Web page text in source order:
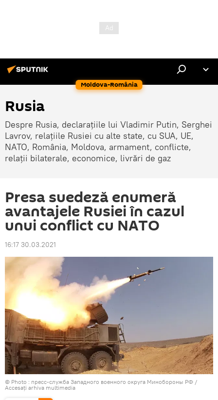
Moldova-România
Rusia
Despre Rusia, declarațiile lui Vladimir Putin, Serghei
Lavrov, relațiile Rusiei cu alte state, cu SUA, UE,
NATO, România, Moldova, armament, conflicte,
relații bilaterale, economice, livrări de gaz
Presa suedeză enumeră
avantajele Rusiei în cazul
unui conflict cu NATO
16:17 30.03.2021
© Photo : пресс-служба Западного военного округа Минобороны РФ /
Accesați arhiva multimedia